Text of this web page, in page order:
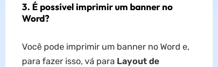
3. É possível imprimir um banner no
Word?
Você pode imprimir um banner no Word e,
para fazer isso, vá para Layout de